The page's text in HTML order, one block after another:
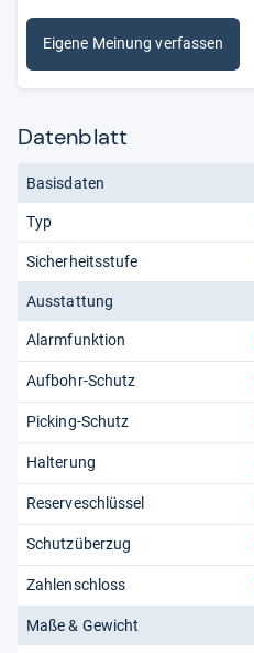
Eigene Meinung verfassen
Datenblatt
Basisdaten
Typ
Sicherheitsstufe
Ausstattung
Alarmfunktion
Aufbohr-Schutz
Picking-Schutz
Halterung
Reserveschlüssel
Schutzüberzug
Zahlenschloss
Maße & Gewicht